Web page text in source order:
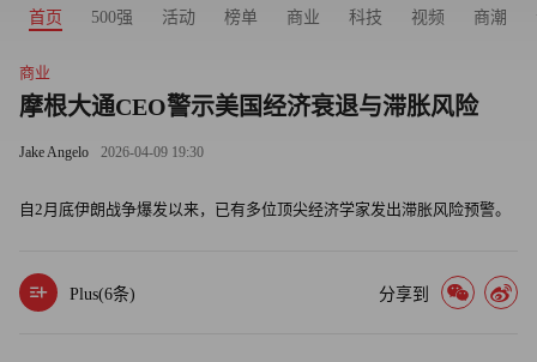
首页 500强 活动 榜单 商业 科技 视频 商潮
商业
摩根大通CEO警示美国经济衰退与滞胀风险
Jake Angelo 2026-04-09 19:30
自2月底伊朗战争爆发以来，已有多位顶尖经济学家发出滞胀风险预警。
Plus(6条) 分享到